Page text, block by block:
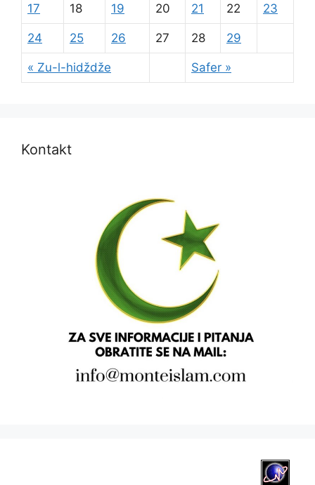
« Zu-l-hidždže Safer »
17 18 19 20 21 22 23
24 25 26 27 28 29
Kontakt